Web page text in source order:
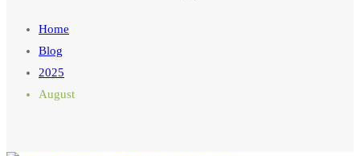
Home
Blog
2025
August